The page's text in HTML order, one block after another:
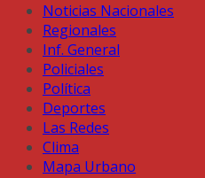
Noticias Nacionales
Regionales
Inf. General
Policiales
Política
Deportes
Las Redes
Clima
Mapa Urbano